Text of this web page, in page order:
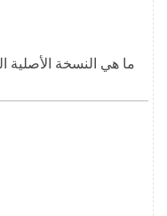
ما هي النسخة